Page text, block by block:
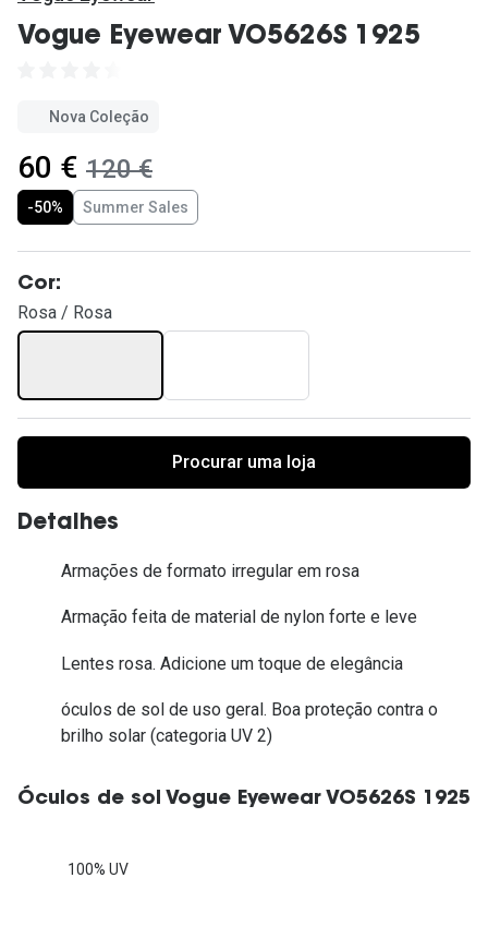
Vogue Eyewear VO5626S 1925
Nova Coleção
agora:
60 € era:
120 €
-50% Summer Sales
Cor:
Rosa / Rosa
Procurar uma loja
Detalhes
Armações de formato irregular em rosa
Armação feita de material de nylon forte e leve
Lentes rosa. Adicione um toque de elegância
óculos de sol de uso geral. Boa proteção contra o
brilho solar (categoria UV 2)
Óculos de sol Vogue Eyewear VO5626S 1925
100% UV